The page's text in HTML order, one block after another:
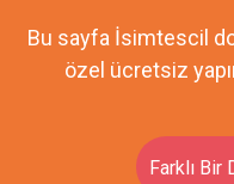
Bu sayfa İsimtescil
özel ücretsiz
Farklı Bir